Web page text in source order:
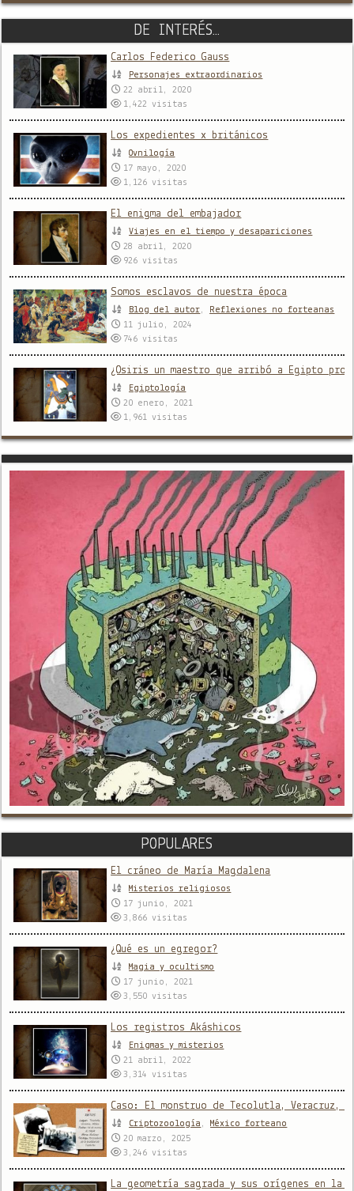
DE INTERÉS…
Carlos Federico Gauss
Personajes extraordinarios
22 abril, 2020
1,422visitas
Los expedientes x británicos
Ovnilogía
17 mayo, 2020
1,126visitas
El enigma del embajador
Viajes en el tiempo y desapariciones
28 abril, 2020
926visitas
Somos esclavos de nuestra época
Blog del autor,
Reflexiones no forteanas
11 julio, 2024
746visitas
¿Osiris un maestro que arribó a Egipto
Egiptología
20 enero, 2021
1,961visitas
POPULARES
El cráneo de María Magdalena
Misterios religiosos
17 junio, 2021
3,866visitas
¿Qué es un egregor?
Magia y ocultismo
17 junio, 2021
3,550visitas
Los registros Akáshicos
Enigmas y misterios
21 abril, 2022
3,314visitas
Caso: El monstruo de Tecolutla, Veracruz,
Criptozoología , México forteano
20 marzo, 2025
3,246visitas
La geometría sagrada y sus orígenes en la